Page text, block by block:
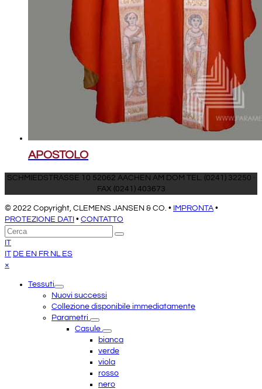
APOSTOLO
SCHMIEDSTRASSE 10 52062 AACHEN AM DOM TEL. (0241) 32250 ·
FAX (0241) 403673
© 2022 Copyright, CLEMENS JANSEN & CO. • IMPRONTA •
PROTEZIONE DATI • CONTATTO
Torna
in
cima
Cerca
Invia
IT
IT DE EN FR NL ES
×
menuTessuti
Nuovi successi
Collezione disponibile immediatamente
Parametri
Casule
bianca
verde
viola
rosso
nero